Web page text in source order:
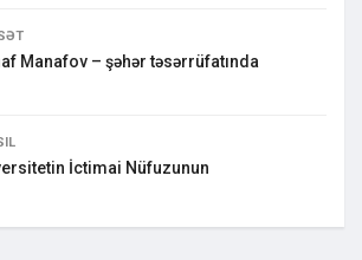
Manafov – şəhər təsərrüfatında
İctimai Nüfuzunun